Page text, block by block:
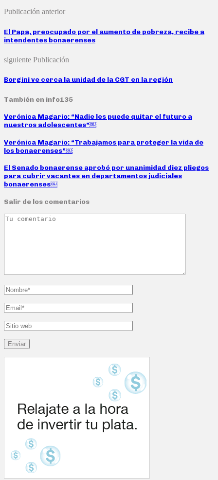
Publicación anterior
El Papa, preocupado por el aumento de pobreza, recibe a
intendentes bonaerenses
siguiente Publicación
Borgini ve cerca la unidad de la CGT en la región
También en info135
Verónica Magario: “Nadie les puede quitar el futuro a
nuestros adolescentes”￼
Verónica Magario: “Trabajamos para proteger la vida de
los bonaerenses”￼
El Senado bonaerense aprobó por unanimidad diez pliegos
para cubrir vacantes en departamentos judiciales
bonaerenses￼
Salir de los comentarios